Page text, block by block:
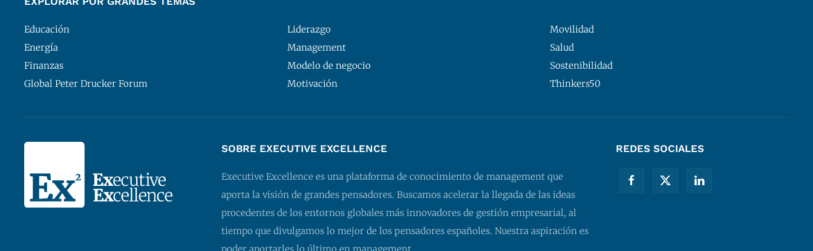
Educación
Energía
Finanzas
Global Peter Drucker Forum
Liderazgo
Management
Modelo de negocio
Motivación
Movilidad
Salud
Sostenibilidad
Thinkers50
SOBRE EXECUTIVE EXCELLENCE
Executive Excellence es una plataforma de conocimiento de management que
aporta la visión de grandes pensadores. Buscamos acelerar la llegada de las ideas
procedentes de los entornos globales más innovadores de gestión empresarial, al
tiempo que divulgamos lo mejor de los pensadores españoles. Nuestra aspiración es
REDES SOCIALES